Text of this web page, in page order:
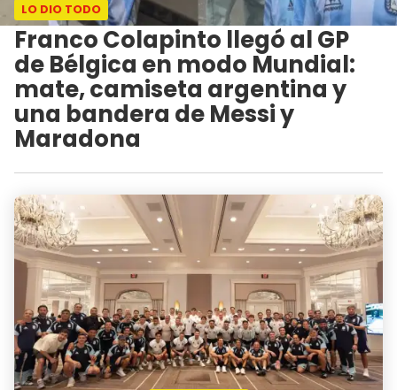
LO DIO TODO
Franco Colapinto llegó al GP
de Bélgica en modo Mundial:
mate, camiseta argentina y
una bandera de Messi y
Maradona